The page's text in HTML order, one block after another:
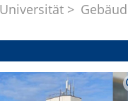
Universität